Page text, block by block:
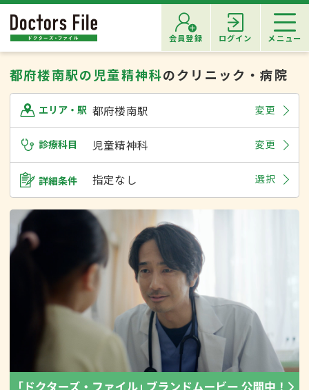
会員登録 ログイン メニュー
都府楼南駅の児童精神科のクリニック・病院
エリア・駅 都府楼南駅 変更
診療科目 児童精神科 変更
詳細条件 指定なし 選択